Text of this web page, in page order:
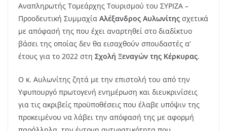
Αναπληρωτής Τομεάρχης Τουρισμού του ΣΥΡΙΖΑ –
Προοδευτική Συμμαχία Αλέξανδρος Αυλωνίτης σχετικά
με απόφασή της που έχει αναρτηθεί στο διαδίκτυο
βάσει της οποίας δεν θα εισαχθούν σπουδαστές α’
έτους για το 2022 στη Σχολή Ξεναγών της Κέρκυρας.
Ο κ. Αυλωνίτης ζητά με την επιστολή του από την
Υφυπουργό πρωτογενή ενημέρωση και διευκρινίσεις
για τις ακριβείς προϋποθέσεις που έλαβε υπόψιν της
προκειμένου να λάβει την απόφασή της με αφορμή